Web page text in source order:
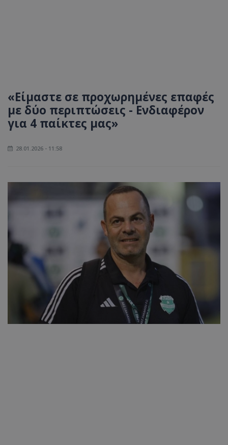
«Είμαστε σε προχωρημένες επαφές
με δύο περιπτώσεις - Ενδιαφέρον
για 4 παίκτες μας»
28.01.2026 - 11:58